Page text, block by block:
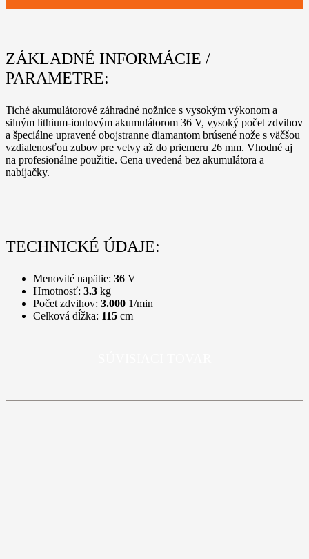
ZÁKLADNÉ INFORMÁCIE /
PARAMETRE:
Tiché akumulátorové záhradné nožnice s vysokým výkonom a
silným lithium-iontovým akumulátorom 36 V, vysoký počet zdvihov
a špeciálne upravené obojstranne diamantom brúsené nože s väčšou
vzdialenosťou zubov pre vetvy až do priemeru 26 mm. Vhodné aj
na profesionálne použitie. Cena uvedená bez akumulátora a
nabíjačky.
TECHNICKÉ ÚDAJE:
Menovité napätie: 36 V
Hmotnosť: 3.3 kg
Počet zdvihov: 3.000 1/min
Celková dĺžka: 115 cm